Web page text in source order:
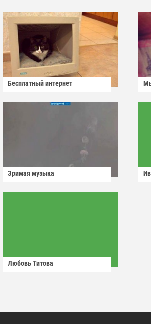
Бесплатный интернет
Зримая музыка
Любовь Титова